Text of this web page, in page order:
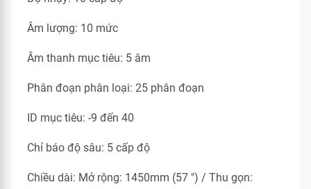
Âm lượng: 10 mức
Âm thanh mục tiêu: 5 âm
Phân đoạn phân loại: 25 phân đoạn
ID mục tiêu: -9 đến 40
Chỉ báo độ sâu: 5 cấp độ
Chiều dài: Mở rộng: 1450mm (57 ") / Thu gọn: